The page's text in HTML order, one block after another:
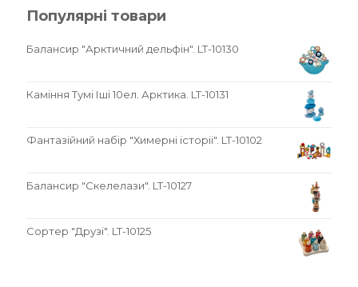
Популярні товари
Балансир "Арктичний дельфін". LT-10130
Каміння Тумі Іші 10ел. Арктика. LT-10131
Фантазійний набір "Химерні історіі". LT-10102
Балансир "Скелелази". LT-10127
Сортер "Друзі". LT-10125